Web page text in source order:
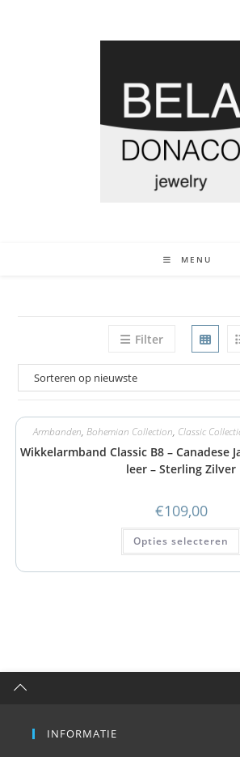
MENU
Filter
Armbanden, Bohemian Collection, Classic
Wikkelarmband Classic B8 – Canadese
leer – Sterling Zilver
€109,00
Opties selecteren
INFORMATIE